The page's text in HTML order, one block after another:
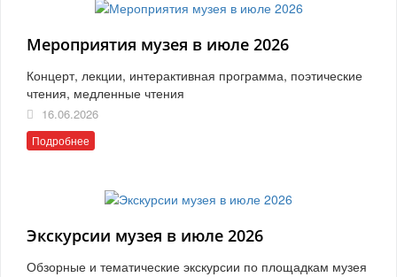
Мероприятия музея в июле 2026
Концерт, лекции, интерактивная программа, поэтические
чтения, медленные чтения
16.06.2026
Подробнее
Экскурсии музея в июле 2026
Обзорные и тематические экскурсии по площадкам музея